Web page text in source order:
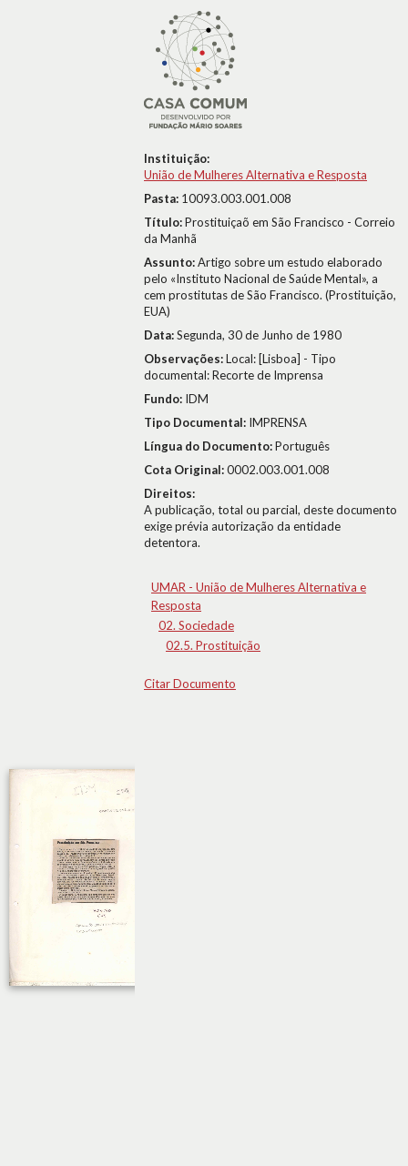
Instituição:
União de Mulheres Alternativa e Resposta
Pasta: 10093.003.001.008
Título:Prostituiçaõ em São Francisco - Correio
da Manhã
Assunto:Artigo sobre um estudo elaborado
pelo «Instituto Nacional de Saúde Mental», a
cem prostitutas de São Francisco. (Prostituição,
EUA)
Data:Segunda, 30 de Junho de 1980
Observações:Local: [Lisboa] - Tipo
documental: Recorte de Imprensa
Fundo: IDM
Tipo Documental: IMPRENSA
Língua do Documento:Português
Cota Original:0002.003.001.008
Direitos:
A publicação, total ou parcial, deste documento
exige prévia autorização da entidade
detentora.
UMAR - União de Mulheres Alternativa e
Resposta
02. Sociedade
02.5. Prostituição
Citar Documento